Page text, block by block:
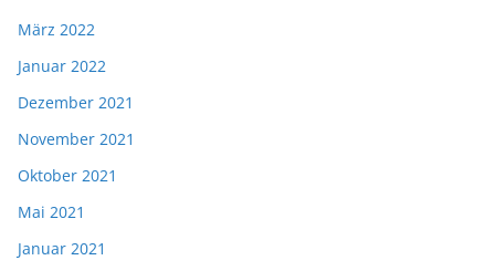
März 2022
Januar 2022
Dezember 2021
November 2021
Oktober 2021
Mai 2021
Januar 2021